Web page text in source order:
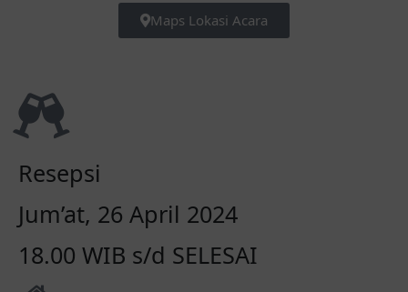
Maps Lokasi Acara
Resepsi
Jum’at, 26 April 2024
18.00 WIB s/d SELESAI